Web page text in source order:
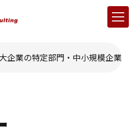
大企業の特定部門・中小規模企業に